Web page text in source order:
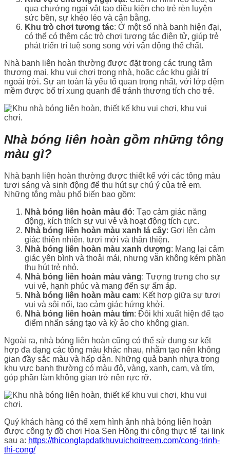
qua chướng ngại vật tạo điều kiện cho trẻ rèn luyện
sức bền, sự khéo léo và cân bằng.
Khu trò chơi tương tác: Ở một số nhà banh hiện đại,
có thể có thêm các trò chơi tương tác điện tử, giúp trẻ
phát triển trí tuệ song song với vận động thể chất.
Nhà banh liên hoàn thường được đặt trong các trung tâm
thương mại, khu vui chơi trong nhà, hoặc các khu giải trí
ngoài trời. Sự an toàn là yếu tố quan trọng nhất, với lớp đệm
mềm được bố trí xung quanh để tránh thương tích cho trẻ.
Nhà bóng liên hoàn gồm những tông
màu gì?
Nhà banh liên hoàn thường được thiết kế với các tông màu
tươi sáng và sinh động để thu hút sự chú ý của trẻ em.
Những tông màu phổ biến bao gồm:
Nhà bóng liên hoàn màu đỏ: Tạo cảm giác năng
động, kích thích sự vui vẻ và hoạt động tích cực.
Nhà bóng liên hoàn màu xanh lá cây: Gợi lên cảm
giác thiên nhiên, tươi mới và thân thiện.
Nhà bóng liên hoàn màu xanh dương: Mang lại cảm
giác yên bình và thoải mái, nhưng vẫn không kém phần
thu hút trẻ nhỏ.
Nhà bóng liên hoàn màu vàng: Tượng trưng cho sự
vui vẻ, hạnh phúc và mang đến sự ấm áp.
Nhà bóng liên hoàn màu cam: Kết hợp giữa sự tươi
vui và sôi nổi, tạo cảm giác hứng khởi.
Nhà bóng liên hoàn màu tím: Đôi khi xuất hiện để tạo
điểm nhấn sáng tạo và kỳ ảo cho không gian.
Ngoài ra, nhà bóng liên hoàn cũng có thể sử dụng sự kết
hợp đa dạng các tông màu khác nhau, nhằm tạo nên không
gian đầy sắc màu và hấp dẫn. Những quả banh nhựa trong
khu vực banh thường có màu đỏ, vàng, xanh, cam, và tím,
góp phần làm không gian trở nên rực rỡ.
Quý khách hàng có thể xem hình ảnh nhà bóng liên hoàn
được công ty đồ chơi Hoa Sen Hồng thi công thực tế tại link
sau ạ: https://thiconglapdatkhuvuichoitreem.com/cong-trinh-
thi-cong/